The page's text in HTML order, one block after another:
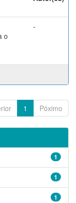
o
-
1 Póximo
1
1
1